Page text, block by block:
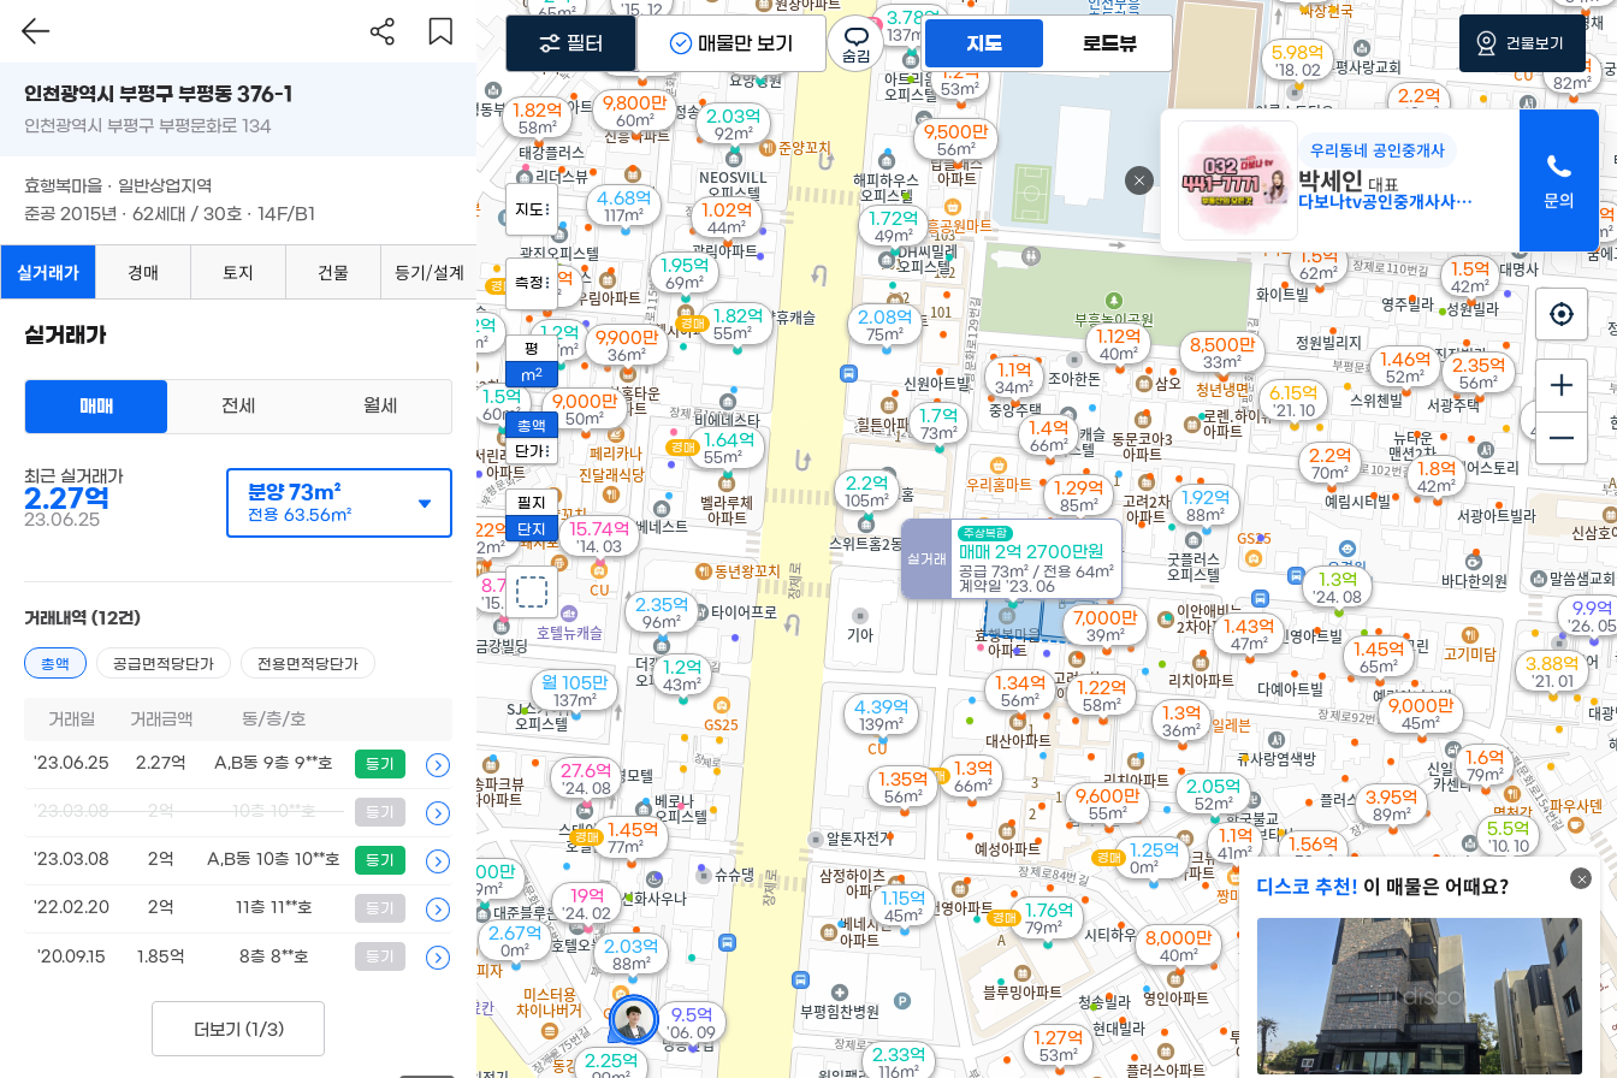
1.76억
79m²
경매
1.82억
55m²
경매
1.25억
0m²
경매
1.45억
77m²
경매
1.64억
55m²
경매
1.33억
49m²
경매
9,600만
55m²
1.3억
66m²
경매
월 105만
137m²
1.29억
85m²
8,000만
40m²
2.08억
75m²
8,900만
42m²
9.9억
'26. 05
2.25억
8,500만
33m²
3.78억
137m²
매물
1.72억
49m²
1.2억
57m²
1.92억
88m²
1.6억
79m²
1.56억
59m²
2.03억
92m²
1.2억
53m²
9,000만
45m²
1.45억
65m²
3.95억
89m²
7,000만
39m²
1.8억
42m²
1.27억
53m²
1.15억
45m²
1.35억
56m²
8,500만
39m²
1.46억
52m²
1.43억
47m²
2.62억
94m²
65m²
1.35억
2.2억
70m²
9,500만
56m²
1.25억
62m²
2.2억
105m²
2.33억
116m²
3.1억
82m²
1.5억
62m²
4.68억
117m²
2.03억
88m²
1.02억
44m²
1.12억
40m²
1.3억
'24. 08
27.6억
'24. 08
1.3억
36m²
1.22억
58m²
19억
'24. 02
9,900만
36m²
1.82억
58m²
1.7억
73m²
4.39억
139m²
1.34억
56m²
1.5억
42m²
9,800만
60m²
실거래
주상복합
매매 2억 2700만원
공급 73m² / 전용 64m²
계약일 '23. 06
1.1억
41m²
2.1억
1.4억
66m²
7,500만
29m²
1.78억
1억
43m²
2.4억
1.22억
42m²
2.35억
96m²
2.5억
59m²
2.05억
52m²
1.5억
60m²
6.15억
'21. 10
1.1억
34m²
1.95억
69m²
2.35억
56m²
2.2억
48m²
1.2억
43m²
3.88억
'21. 01
2.67억
0m²
9,000만
50m²
5.98억
'18. 02
월 45만
'15. 12
8.7억
'15. 10
15.74억
'14. 03
5.5억
'10. 10
9.5억
'06. 09
디스코 추천! 이 매물은 어때요?
우리동네 공인중개사
박세인 대표
다보나tv공인중개사사무소
지도 로드뷰
지도
측정
평
m2
총액
단가
필지
단지
필터 매물만 보기 건물보기
인천광역시 부평구 부평동 376-1
인천광역시 부평구 부평문화로 134
효행복마을 · 일반상업지역
준공 2015년 · 62세대 / 30호 · 14F/B1
실거래가 경매 토지 건물 등기/설계
실거래가
매매 전세 월세
최근 실거래가
2.27억
23.06.25
분양73m²
전용 63.56m²
거래내역 (12건)
총액 공급면적당단가 전용면적당단가
거래일 거래금액 동/층/호
'23.06.25 2.27억 A,B동 9층 9**호 등기
'23.03.08 2억 10층 10**호 등기
'23.03.08 2억 A,B동 10층 10**호 등기
'22.02.20 2억 11층 11**호 등기
'20.09.15 1.85억 8층 8**호 등기
더보기 (1/3)